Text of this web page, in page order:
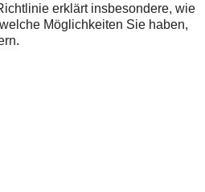
erklärt insbesondere, wie
Möglichkeiten Sie haben,